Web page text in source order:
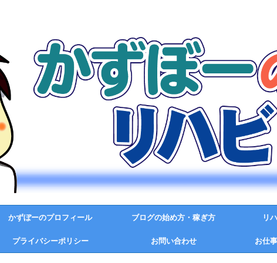
かずぼーのプロフィール ブログの始め方・稼ぎ方 リ
プライバシーポリシー お問い合わせ お仕